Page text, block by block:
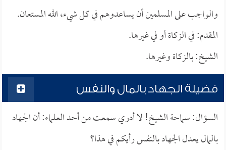
والواجب على المسلمين أن يساعدوهم في كل شيء، الله المستعان.
المقدم: في الزكاة أو في غيرها.
الشيخ: بالزكاة وغيرها.
فضيلة الجهاد بالمال والنفس
السؤال: سماحة الشيخ! لا أدري سمعت من أحد العلماء: أن الجهاد
بالمال يعدل الجهاد بالنفس رأيكم في هذا؟